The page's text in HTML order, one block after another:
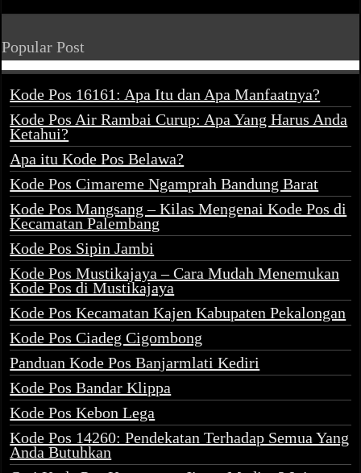
Popular Post
Kode Pos 16161: Apa Itu dan Apa Manfaatnya?
Kode Pos Air Rambai Curup: Apa Yang Harus Anda
Ketahui?
Apa itu Kode Pos Belawa?
Kode Pos Cimareme Ngamprah Bandung Barat
Kode Pos Mangsang – Kilas Mengenai Kode Pos di
Kecamatan Palembang
Kode Pos Sipin Jambi
Kode Pos Mustikajaya – Cara Mudah Menemukan
Kode Pos di Mustikajaya
Kode Pos Kecamatan Kajen Kabupaten Pekalongan
Kode Pos Ciadeg Cigombong
Panduan Kode Pos Banjarmlati Kediri
Kode Pos Bandar Klippa
Kode Pos Kebon Lega
Kode Pos 14260: Pendekatan Terhadap Semua Yang
Anda Butuhkan